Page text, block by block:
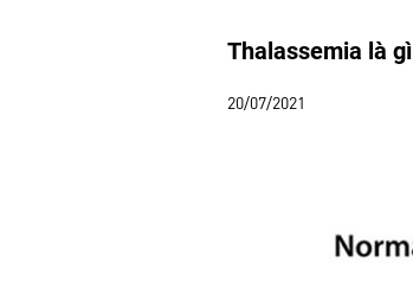
Thalassemia là gì
20/07/2021